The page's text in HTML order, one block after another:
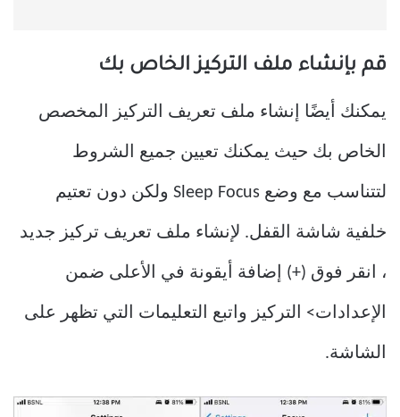
قم بإنشاء ملف التركيز الخاص بك
يمكنك أيضًا إنشاء ملف تعريف التركيز المخصص
الخاص بك حيث يمكنك تعيين جميع الشروط
لتتناسب مع وضع Sleep Focus ولكن دون تعتيم
خلفية شاشة القفل. لإنشاء ملف تعريف تركيز جديد
، انقر فوق (+) إضافة أيقونة في الأعلى ضمن
الإعدادات> التركيز واتبع التعليمات التي تظهر على
الشاشة.